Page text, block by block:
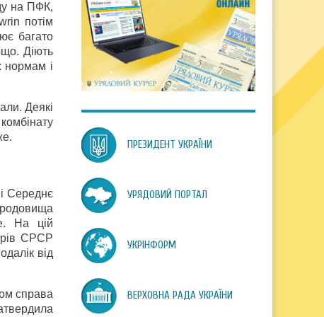
на ПФК,
потім
багато
Діють
нормам і
Деякі
і Середнє
На цій
СРСР
від
справа
ПРЕЗИДЕНТ УКРАЇНИ
УРЯДОВИЙ ПОРТАЛ
УКРІНФОРМ
ВЕРХОВНА РАДА УКРАЇНИ